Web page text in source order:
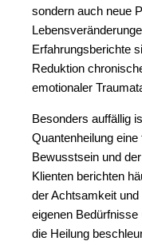
sondern auch neue
Erfahrungsberichte
Reduktion
emotionaler
Besonders auffällig
Quantenheilung
Bewusstsein und
Klienten berichten
der Achtsamkeit
eigenen
die Heilung